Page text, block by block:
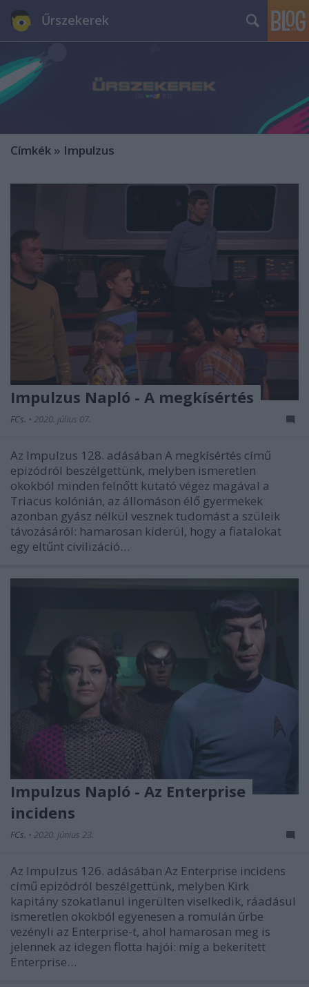
Űrszekerek
Címkék » Impulzus
Impulzus Napló - A megkísértés
FCs. • 2020. július 07.
Az Impulzus 128. adásában A megkísértés című
epizódról beszélgettünk, melyben ismeretlen
okokból minden felnőtt kutató végez magával a
Triacus kolónián, az állomáson élő gyermekek
azonban gyász nélkül vesznek tudomást a szüleik
távozásáról: hamarosan kiderül, hogy a fiatalokat
egy eltűnt civilizáció…
Impulzus Napló - Az Enterprise
incidens
FCs. • 2020. június 23.
Az Impulzus 126. adásában Az Enterprise incidens
című epizódról beszélgettünk, melyben Kirk
kapitány szokatlanul ingerülten viselkedik, ráadásul
ismeretlen okokból egyenesen a romulán űrbe
vezényli az Enterprise-t, ahol hamarosan meg is
jelennek az idegen flotta hajói: míg a bekerített
Enterprise…